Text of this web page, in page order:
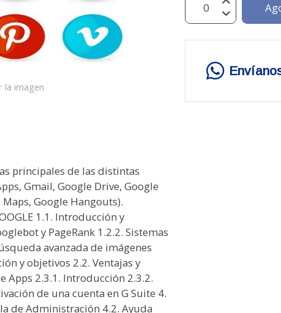
la imagen
6.2.4.5. Traducir un documento 6.2.4.6. Utilizar en un documento el contenido sugerido 6.2.4.7. Escribir con tu voz 6.2.4.8. Usar Google Keep en tu documento 6.2.5. Compartir archivos de Google Docs 6.2.5.1. Introducción 6.2.5.2. Compartir el documento con ciertas personas 6.2.5.3. Compartir con cualquier usuario que reciba un enlace al documento 6.2.5.4. Compartir un documento de forma pública 6.2.5.5. Dejar de compartir un archivo 6.2.6. Comentarios en Google Docs 6.2.6.1. Diferentes maneras de realizar un comentario 6.2.6.2. Editar o eliminar un comentario y enviar un comentario a una persona específica 6.3. Grupos de Google para la empresa 6.3.1. Introducción 6.3.2. Qué puedes hacer con Grupos de Google 6.3.3. Cómo crear un grupo 6.4. Google vídeos para la empresa 6.5. Resumen 7. SITIOS Y BLOGS 7.1. Introducción y objetivos 7.2. Google sites para la empresa 7.2.1. Introducción 7.2.2. Crear un sitio web con Google Sites 7.2.3. Añadir, ordenar, anidar o eliminar páginas 7.2.4. Añadir contenido a una página de Sites 7.2. 4.1. Introducción 7.2. 4.2. Añadir texto 7.2.4.3. Añadir imágenes